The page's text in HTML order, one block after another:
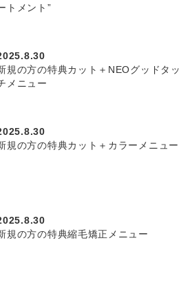
トメント”
規の方の特典カット＋NEOグッドタッ
メニュー
規の方の特典カット＋カラーメニュー
規の方の特典縮毛矯正メニュー